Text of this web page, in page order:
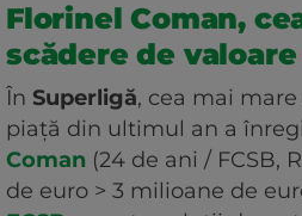
Florinel Coman,
scădere de
În Superligă, cea mai
piață din ultimul an a
Coman (24 de ani / FCSB,
de euro > 3 milioane de